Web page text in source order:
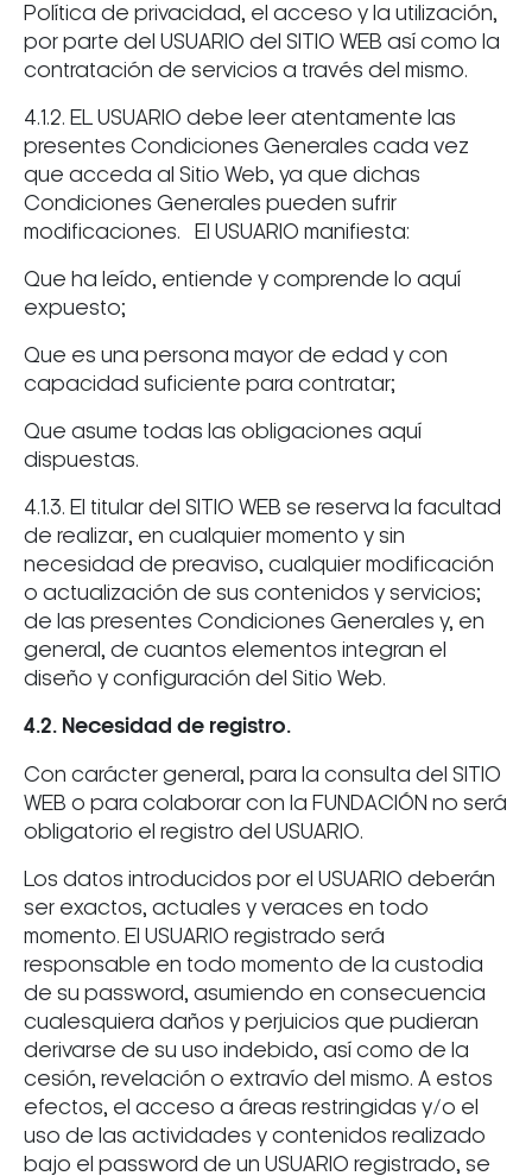
Política de privacidad, el acceso y la utilización,
por parte del USUARIO del SITIO WEB así como la
contratación de servicios a través del mismo.
4.1.2. EL USUARIO debe leer atentamente las
presentes Condiciones Generales cada vez
que acceda al Sitio Web, ya que dichas
Condiciones Generales pueden sufrir
modificaciones. El USUARIO manifiesta:
Que ha leído, entiende y comprende lo aquí
expuesto;
Que es una persona mayor de edad y con
capacidad suficiente para contratar;
Que asume todas las obligaciones aquí
dispuestas.
4.1.3. El titular del SITIO WEB se reserva la facultad
de realizar, en cualquier momento y sin
necesidad de preaviso, cualquier modificación
o actualización de sus contenidos y servicios;
de las presentes Condiciones Generales y, en
general, de cuantos elementos integran el
diseño y configuración del Sitio Web.
4.2. Necesidad de registro.
Con carácter general, para la consulta del SITIO
WEB o para colaborar con la FUNDACIÓN no será
obligatorio el registro del USUARIO.
Los datos introducidos por el USUARIO deberán
ser exactos, actuales y veraces en todo
momento. El USUARIO registrado será
responsable en todo momento de la custodia
de su password, asumiendo en consecuencia
cualesquiera daños y perjuicios que pudieran
derivarse de su uso indebido, así como de la
cesión, revelación o extravío del mismo. A estos
efectos, el acceso a áreas restringidas y/o el
uso de las actividades y contenidos realizado
bajo el password de un USUARIO registrado, se